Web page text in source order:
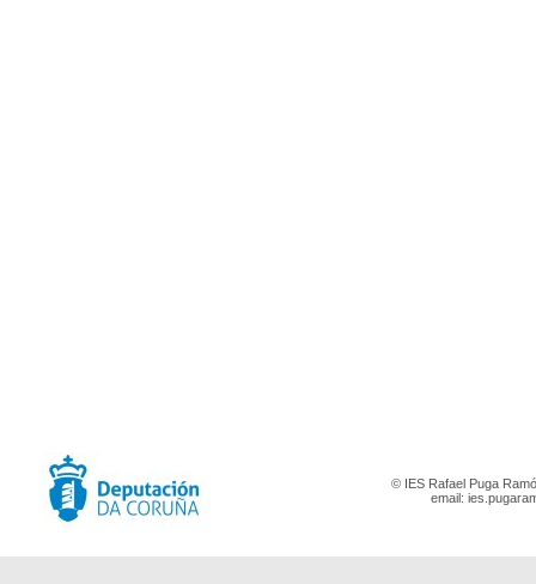
© IES Rafael Puga
email: